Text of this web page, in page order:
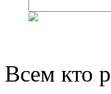
Всем кто